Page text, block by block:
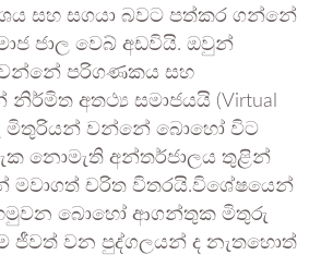
සහ සගයා බවට පත්කර ගන්නේ
ජාල වෙබ් අඩවියි. ඔවුන්
වන්නේ පරිගණකය සහ
අතථ්‍ය සමාජයයි (Virtual
මිතුරියන් වන්නේ බොහෝ විට
නොමැති අන්තර්ජාලය තුළින්
මවාගත් චරිත විතරයි.විශේෂයෙන්
බොහෝ ආගන්තුක මිතුරු
ජීවත් වන පුද්ගලයන් ද නැතහොත්